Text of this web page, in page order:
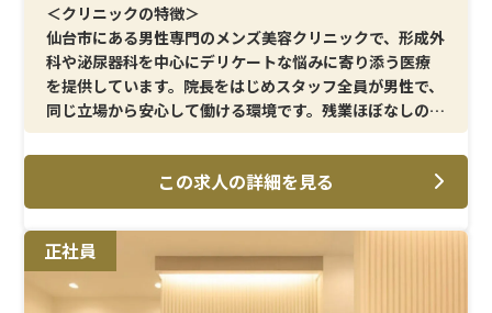
＜クリニックの特徴＞
仙台市にある男性専門のメンズ美容クリニックで、形成外
科や泌尿器科を中心にデリケートな悩みに寄り添う医療
を提供しています。院長をはじめスタッフ全員が男性で、
同じ立場から安心して働ける環境です。残業ほぼなしの働
きやすい職場です。
患者様対応から医師の施術介助、注射や採血、点滴など
幅広い医療業務を担当します。泌尿器科と美容外科の専門
性を活かし、やりがいのある仕事ができる職場です。
＜研修制度＞
この求人の詳細を見る
正社員